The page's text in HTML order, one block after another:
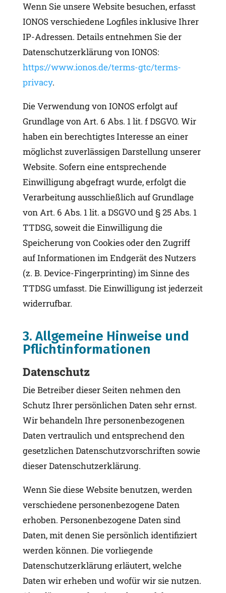
Wenn Sie unsere Website besuchen, erfasst
IONOS verschiedene Logfiles inklusive Ihrer
IP-Adressen. Details entnehmen Sie der
Datenschutzerklärung von IONOS:
https://www.ionos.de/terms-gtc/terms-
privacy.
Die Verwendung von IONOS erfolgt auf
Grundlage von Art. 6 Abs. 1 lit. f DSGVO. Wir
haben ein berechtigtes Interesse an einer
möglichst zuverlässigen Darstellung unserer
Website. Sofern eine entsprechende
Einwilligung abgefragt wurde, erfolgt die
Verarbeitung ausschließlich auf Grundlage
von Art. 6 Abs. 1 lit. a DSGVO und § 25 Abs. 1
TTDSG, soweit die Einwilligung die
Speicherung von Cookies oder den Zugriff
auf Informationen im Endgerät des Nutzers
(z. B. Device-Fingerprinting) im Sinne des
TTDSG umfasst. Die Einwilligung ist jederzeit
widerrufbar.
3. Allgemeine Hinweise und
Pflicht­informationen
Datenschutz
Die Betreiber dieser Seiten nehmen den
Schutz Ihrer persönlichen Daten sehr ernst.
Wir behandeln Ihre personenbezogenen
Daten vertraulich und entsprechend den
gesetzlichen Datenschutzvorschriften sowie
dieser Datenschutzerklärung.
Wenn Sie diese Website benutzen, werden
verschiedene personenbezogene Daten
erhoben. Personenbezogene Daten sind
Daten, mit denen Sie persönlich identifiziert
werden können. Die vorliegende
Datenschutzerklärung erläutert, welche
Daten wir erheben und wofür wir sie nutzen.